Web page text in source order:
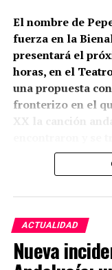
El nombre de
fuerza en la
presentará el
horas, en el
una propuesta
fronterizo en el
XX la canción
La propia
entre flamenco y
especialmente
repertorio está
Marchena,
Paquera de Jerez.
ACTUALIDAD
Nueva